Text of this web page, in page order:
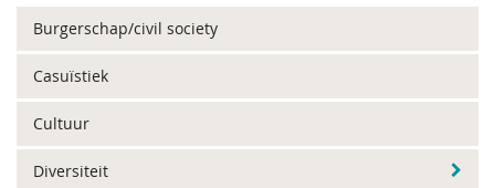
Burgerschap/civil society
Casuïstiek
Cultuur
Diversiteit